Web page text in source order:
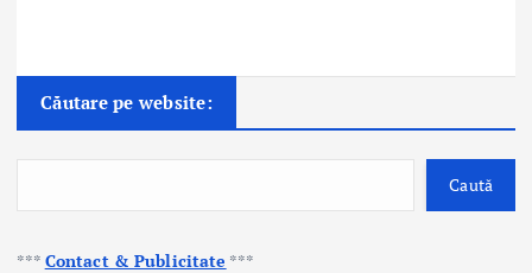
Căutare pe website:
Caută
*** Contact & Publicitate ***